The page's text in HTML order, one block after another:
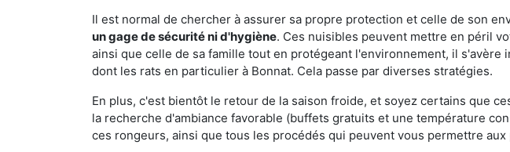
Il est normal de chercher à assurer sa propre protection et celle de son
un gage de sécurité ni d'hygiène. Ces nuisibles peuvent mettre en péril
ainsi que celle de sa famille tout en protégeant l'environnement, il
dont les rats en particulier à Bonnat. Cela passe par diverses stratégies.
En plus, c'est bientôt le retour de la saison froide, et soyez certains que
la recherche d'ambiance favorable (buffets gratuits et une température
ces rongeurs, ainsi que tous les procédés qui peuvent vous permettre